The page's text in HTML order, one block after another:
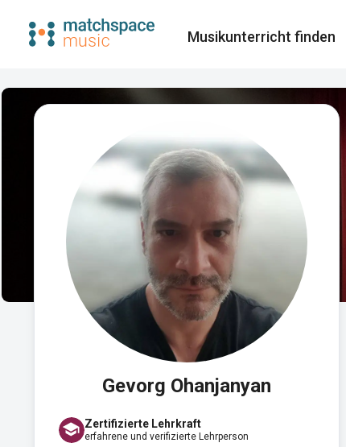
Musikunterricht finden​
Gevorg Ohanjanyan
Zertifizierte Lehrkraft
erfahrene und verifizierte Lehrperson